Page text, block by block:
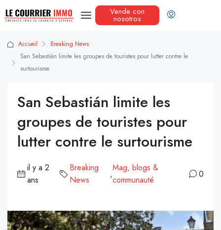
Vende con
nosotros
Accueil
Breaking News
San Sebastián limite les groupes de touristes pour lutter contre le
surtourisme
San Sebastián limite les
groupes de touristes pour
lutter contre le surtourisme
il y a 2
ans
Breaking
News
,
Mag, blogs &
communauté
0